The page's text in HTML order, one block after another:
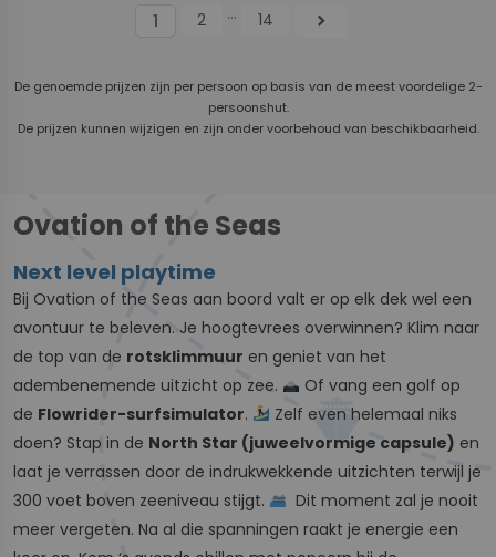
1 2 ... 14 chevron_right
De genoemde prijzen zijn per persoon op basis van de meest voordelige 2-
persoonshut.
De prijzen kunnen wijzigen en zijn onder voorbehoud van beschikbaarheid.
Ovation of the Seas
Next level playtime
Bij Ovation of the Seas aan boord valt er op elk dek wel een
avontuur te beleven. Je hoogtevrees overwinnen? Klim naar
de top van de rotsklimmuur en geniet van het
adembenemende uitzicht op zee.
Of vang een golf op
de Flowrider-surfsimulator.
Zelf even helemaal niks
doen? Stap in de North Star (juweelvormige capsule) en
laat je verrassen door de indrukwekkende uitzichten terwijl je
300 voet boven zeeniveau stijgt.
Dit moment zal je nooit
meer vergeten. Na al die spanningen raakt je energie een